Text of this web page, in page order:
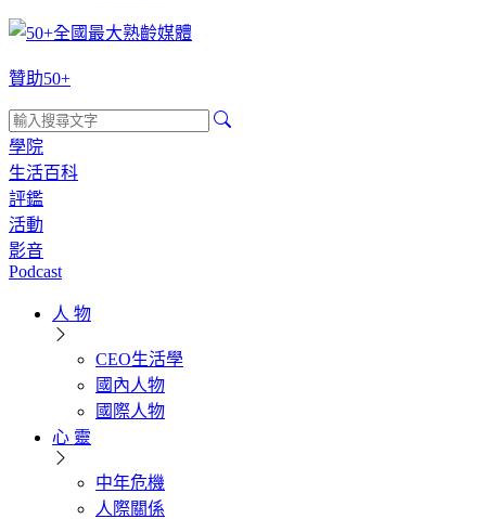
贊助50+
學院
生活百科
評鑑
活動
影音
Podcast
人 物
CEO生活學
國內人物
國際人物
心 靈
中年危機
人際關係